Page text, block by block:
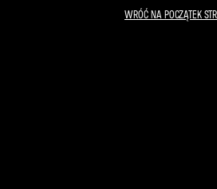
WRÓĆ NA POCZĄTEK